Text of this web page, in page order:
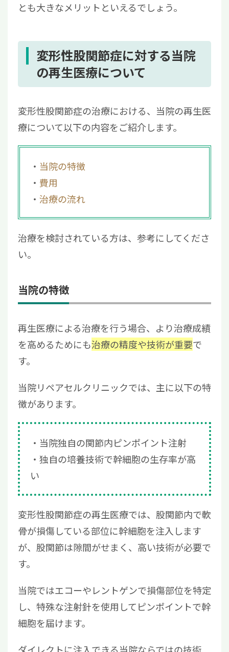
とも大きなメリットといえるでしょう。
変形性股関節症に対する当院
の再生医療について
変形性股関節症の治療における、当院の再生医
療について以下の内容をご紹介します。
当院の特徴
費用
治療の流れ
治療を検討されている方は、参考にしてくださ
い。
当院の特徴
再生医療による治療を行う場合、より治療成績
を高めるためにも治療の精度や技術が重要で
す。
当院リペアセルクリニックでは、主に以下の特
徴があります。
当院独自の関節内ピンポイント注射
独自の培養技術で幹細胞の生存率が高
い
変形性股関節症の再生医療では、股関節内で軟
骨が損傷している部位に幹細胞を注入します
が、股関節は隙間がせまく、高い技術が必要で
す。
当院ではエコーやレントゲンで損傷部位を特定
し、特殊な注射針を使用してピンポイントで幹
細胞を届けます。